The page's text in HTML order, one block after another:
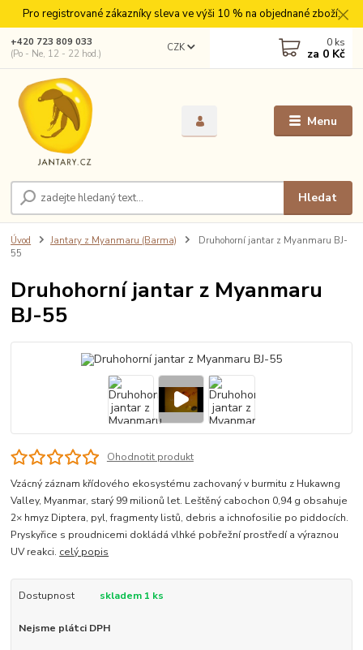
Pro registrované zákazníky sleva ve výši 10 % na objednané zboží.
Menu
CZK
Hledat
+420 723 809 033
(Po - Ne, 12 - 22 hod.)
0 ks
za 0 Kč
Úvod Jantary z Myanmaru (Barma)
Druhohorní jantar z Myanmaru BJ-
55
Druhohorní jantar z Myanmaru
BJ-55
Ohodnotit produkt
Vzácný záznam křídového ekosystému zachovaný v burmitu z Hukawng
Valley, Myanmar, starý 99 milionů let. Leštěný cabochon 0,94 g obsahuje
2× hmyz Diptera, pyl, fragmenty listů, debris a ichnofosilie po piddocích.
Pryskyřice s proudnicemi dokládá vlhké pobřežní prostředí a výraznou
UV reakci. celý popis
Dostupnost skladem 1 ks
Nejsme plátci DPH